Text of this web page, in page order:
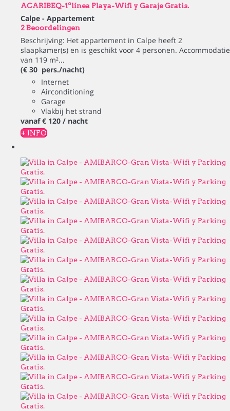
ACARIBEQ-1ºlínea Playa-Wifi y Garaje Gratis.
Calpe - Appartement
2 Beoordelingen
Beschrijving: Het appartement in Calpe heeft 2
slaapkamer(s) en is geschikt voor 4 personen. Accommodatie
van 119 m²...
(€ 30 pers./nacht)
Internet
Airconditioning
Garage
Vlakbij het strand
vanaf € 120 / nacht
+ INFO